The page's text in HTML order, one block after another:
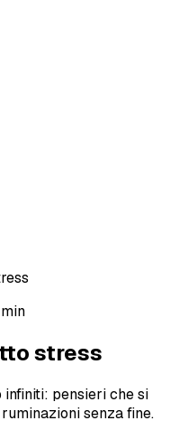
min
stress
pensieri che si
senza fine.